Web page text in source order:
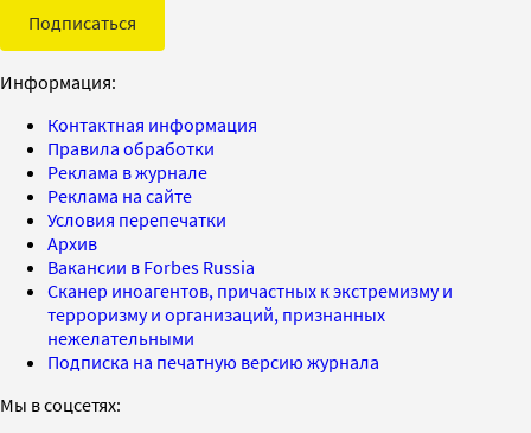
Подписаться
Информация:
Контактная информация
Правила обработки
Реклама в журнале
Реклама на сайте
Условия перепечатки
Архив
Вакансии в Forbes Russia
Сканер иноагентов, причастных к экстремизму и
терроризму и организаций, признанных
нежелательными
Подписка на печатную версию журнала
Мы в соцсетях: